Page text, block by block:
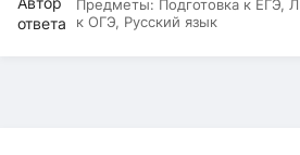
Предметы: Подготовка к ЕГЭ,
к ОГЭ, Русский язык